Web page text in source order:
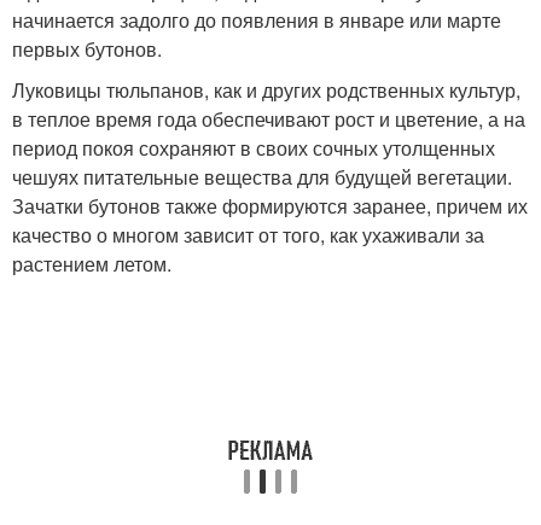
начинается задолго до появления в январе или марте
первых бутонов.
Луковицы тюльпанов, как и других родственных культур,
в теплое время года обеспечивают рост и цветение, а на
период покоя сохраняют в своих сочных утолщенных
чешуях питательные вещества для будущей вегетации.
Зачатки бутонов также формируются заранее, причем их
качество о многом зависит от того, как ухаживали за
растением летом.